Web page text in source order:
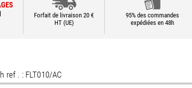
Forfait de livraison 20 €
HT (UE)
95% des commandes
expédiées en 48h
. : FLT010/AC